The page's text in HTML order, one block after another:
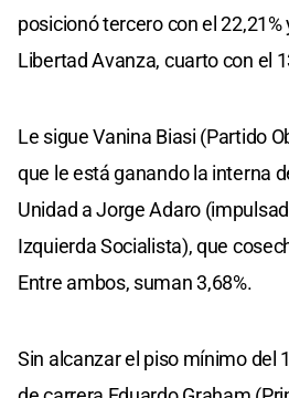
posicionó tercero con el
Libertad Avanza, cuarto con el
Le sigue Vanina Biasi (Partido
que le está ganando la interna
Unidad a Jorge Adaro
Izquierda Socialista), que
Entre ambos, suman 3,68%.
Sin alcanzar el piso mínimo del